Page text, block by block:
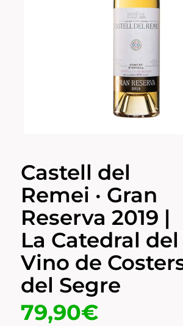
Castell del
Remei · Gran
Reserva 2019 |
La Catedral del
Vino de
del Segre
79,90€